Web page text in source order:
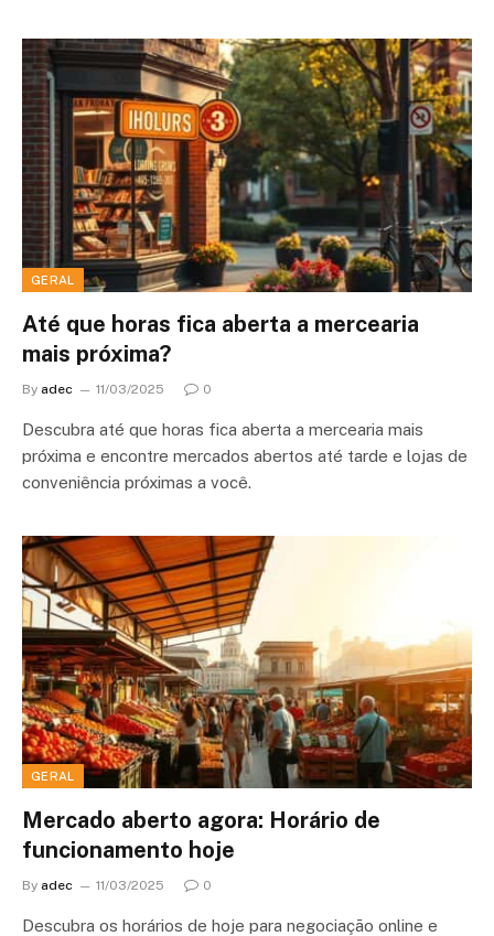
GERAL
Até que horas fica aberta a mercearia
mais próxima?
By adec 11/03/2025 0
Descubra até que horas fica aberta a mercearia mais
próxima e encontre mercados abertos até tarde e lojas de
conveniência próximas a você.
GERAL
Mercado aberto agora: Horário de
funcionamento hoje
By adec 11/03/2025 0
Descubra os horários de hoje para negociação online e